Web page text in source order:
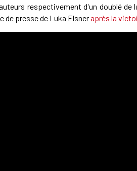
respectivement d'un doublé
de presse de Luka Elsneraprès la